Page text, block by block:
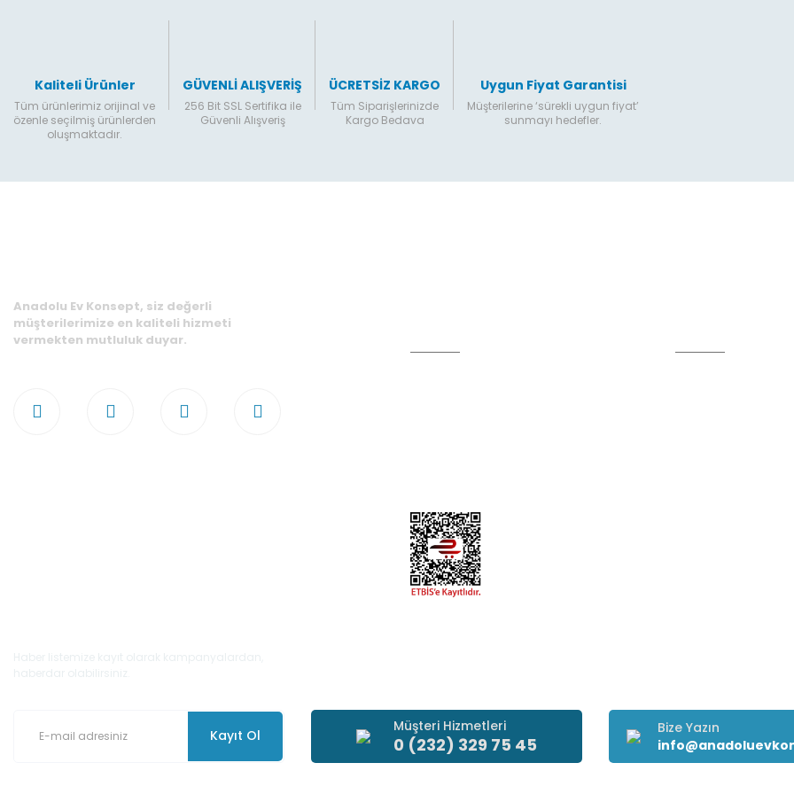
Gönder
Kaliteli Ürünler
Tüm ürünlerimiz orijinal ve
özenle seçilmiş ürünlerden
oluşmaktadır.
GÜVENLİ ALIŞVERİŞ
256 Bit SSL Sertifika ile
Güvenli Alışveriş
ÜCRETSİZ KARGO
Tüm Siparişlerinizde
Kargo Bedava
Uygun Fiyat Garantisi
Müşterilerine ‘sürekli uygun fiyat’
sunmayı hedefler.
Anadolu Ev Konsept, siz değerli
müşterilerimize en kaliteli hizmeti
vermekten mutluluk duyar.
Kayıt Ol
Müşteri Hizmetleri
0 (232) 329 75 45
Bize Yazın